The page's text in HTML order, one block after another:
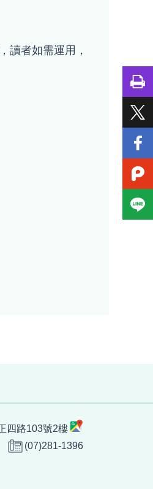
讀者如需運用，
四路103號2樓
(07)281-1396